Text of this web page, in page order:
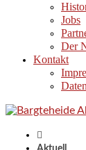
Jobs
Der
Kontakt